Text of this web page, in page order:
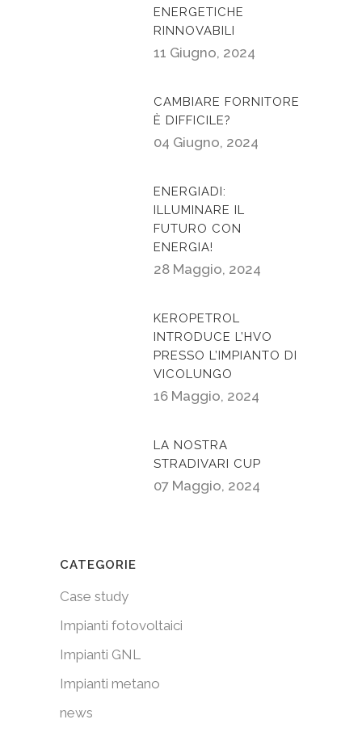
ENERGETICHE
RINNOVABILI
11 Giugno, 2024
CAMBIARE FORNITORE
È DIFFICILE?
04 Giugno, 2024
ENERGIADI:
ILLUMINARE IL
FUTURO CON
ENERGIA!
28 Maggio, 2024
KEROPETROL
INTRODUCE L’HVO
PRESSO L’IMPIANTO DI
VICOLUNGO
16 Maggio, 2024
LA NOSTRA
STRADIVARI CUP
07 Maggio, 2024
CATEGORIE
Case study
Impianti fotovoltaici
Impianti GNL
Impianti metano
news